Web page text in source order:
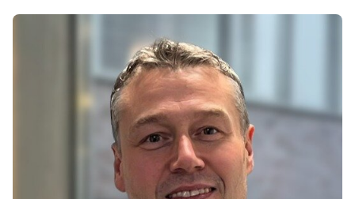
Statistiken-Cookies erfassen Informationen
anonym. Diese Informationen helfen uns zu
verstehen, wie unsere Besucher unsere Website
Matomo